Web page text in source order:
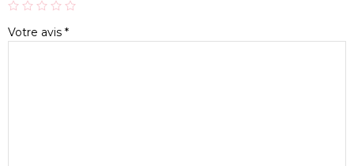
Votre avis *